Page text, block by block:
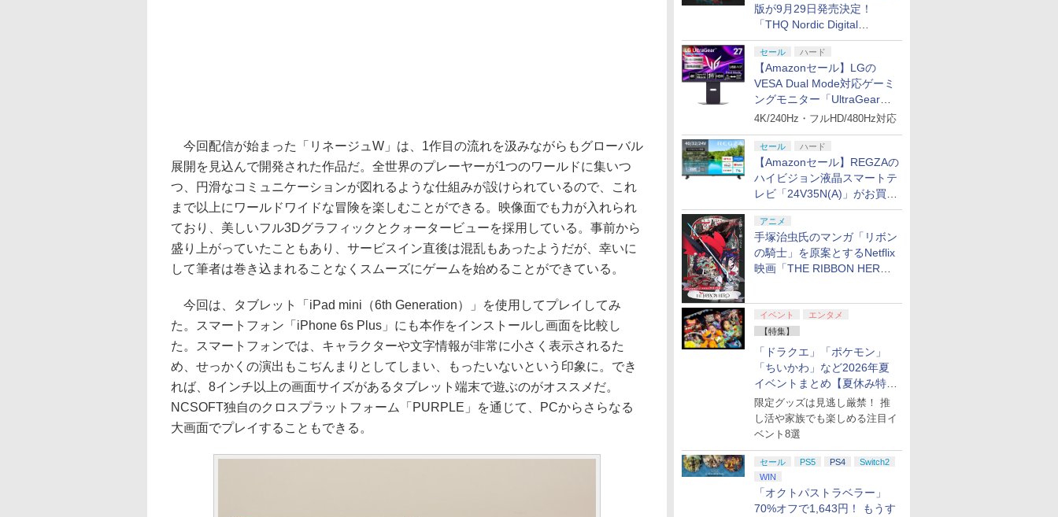
版が9月29日発売決定！
「THQ Nordic Digital
Showcase 2026」まとめ
セール ハード
【Amazonセール】LGの
VESA Dual Mode対応ゲーミ
ングモニター「UltraGear
27G850A-B」がお買い得！
4K/240Hz・フルHD/480Hz対応
セール ハード
【Amazonセール】REGZAの
ハイビジョン液晶スマートテ
レビ「24V35N(A)」がお買い
得！
アニメ
手塚治虫氏のマンガ「リボン
の騎士」を原案とするNetflix
映画「THE RIBBON HERO
イベント
エンタメ
【特集】
「ドラクエ」「ポケモン」
「ちいかわ」など2026年夏
イベントまとめ【夏休み特
集】
限定グッズは見逃し厳禁！ 推
し活や家族でも楽しめる注目イ
ベント8選
セール PS5 PS4
Switch2
WIN
「オクトパストラベラー」
70%オフで1,643円！ もうす
今回配信が始まった「リネージュW」は、1作目の流れを汲みながらもグローバル
展開を見込んで開発された作品だ。全世界のプレーヤーが1つのワールドに集いつ
つ、円滑なコミュニケーションが図れるような仕組みが設けられているので、これ
まで以上にワールドワイドな冒険を楽しむことができる。映像面でも力が入れられ
ており、美しいフル3Dグラフィックとクォータービューを採用している。事前から
盛り上がっていたこともあり、サービスイン直後は混乱もあったようだが、幸いに
して筆者は巻き込まれることなくスムーズにゲームを始めることができている。
今回は、タブレット「iPad mini（6th Generation）」を使用してプレイしてみ
た。スマートフォン「iPhone 6s Plus」にも本作をインストールし画面を比較し
た。スマートフォンでは、キャラクターや文字情報が非常に小さく表示されるた
め、せっかくの演出もこぢんまりとしてしまい、もったいないという印象に。でき
れば、8インチ以上の画面サイズがあるタブレット端末で遊ぶのがオススメだ。
NCSOFT独自のクロスプラットフォーム「PURPLE」を通じて、PCからさらなる
大画面でプレイすることもできる。